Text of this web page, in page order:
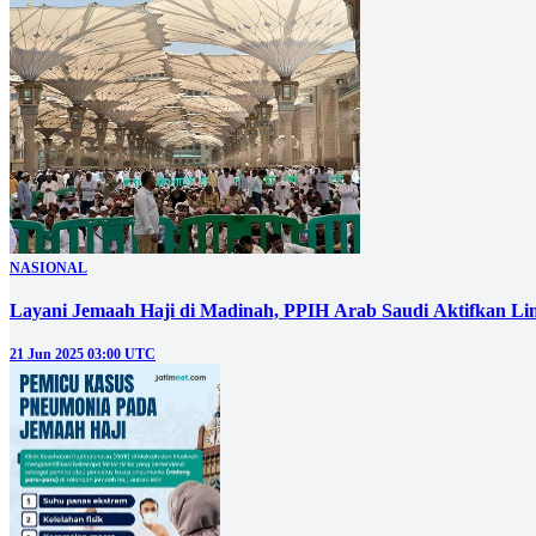
NASIONAL
Layani Jemaah Haji di Madinah, PPIH Arab Saudi Aktifkan
21 Jun 2025 03:00 UTC